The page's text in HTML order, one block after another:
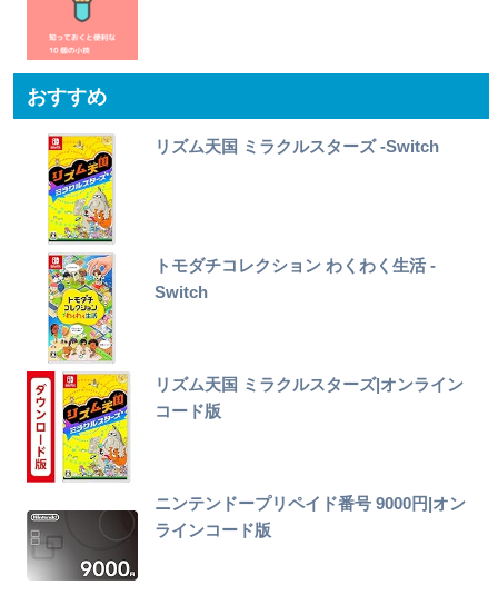
おすすめ
リズム天国 ミラクルスターズ -Switch
トモダチコレクション わくわく生活 -
Switch
リズム天国 ミラクルスターズ|オンライン
コード版
ニンテンドープリペイド番号 9000円|オン
ラインコード版